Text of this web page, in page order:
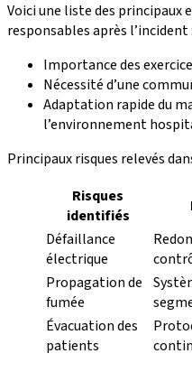
Voici une liste des principaux
responsables après l’incident :
Importance des
Nécessité d’une
Adaptation rapide du
l’environnement
Principaux risques relevés
Risques
identifiés
Défaillance
électrique
Propagation de
fumée
Évacuation des
patients